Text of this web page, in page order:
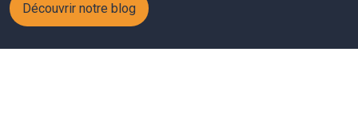
Découvrir notre blog